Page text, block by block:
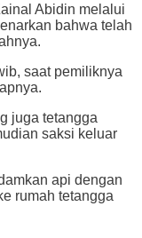
Abidin melalui
bahwa telah
saat pemiliknya
juga tetangga
saksi keluar
api dengan
rumah tetangga